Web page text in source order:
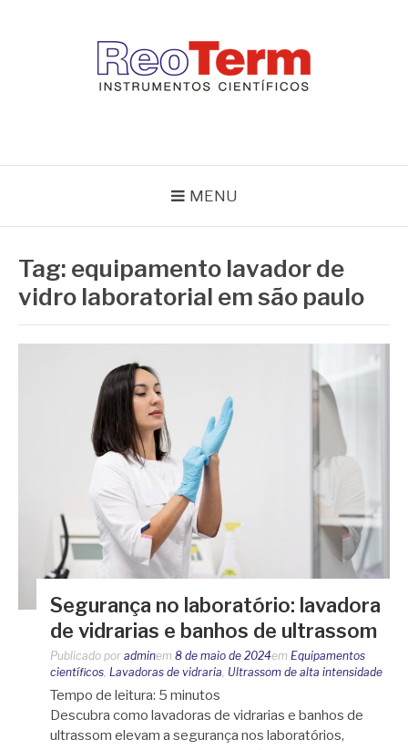
MENU
Tag: equipamento lavador de
vidro laboratorial em são paulo
Segurança no laboratório: lavadora
de vidrarias e banhos de ultrassom
Publicado por adminem 8 de maio de 2024em Equipamentos
científicos Lavadoras de vidraria Ultrassom de alta intensidade
Tempo de leitura: 5 minutos
Descubra como lavadoras de vidrarias e banhos de
ultrassom elevam a segurança nos laboratórios,